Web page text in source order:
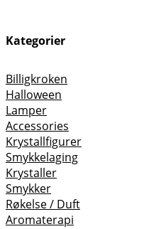
Kategorier
Billigkroken
Halloween
Lamper
Accessories
Krystallfigurer
Smykkelaging
Krystaller
Smykker
Røkelse / Duft
Aromaterapi